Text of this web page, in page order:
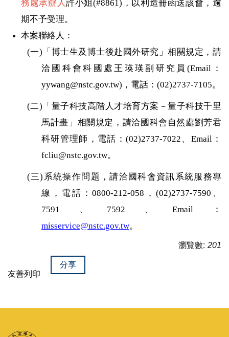
務處承辦人許小姐(#8861) ，以利造冊函送該會，逾
期不予受理。
本案聯絡人：
(一) 「博士生及博士後赴國外研究」相關規定，請
洽國科會科國處王瑛瑛副研究員 (Email：
yywang@nstc.gov.tw) ，電話： (02)2737-7105。
(二) 「量子科技高階人才培育方案－量子科技千里
馬計畫」相關規定，請洽國科會自然處劉芳君
科研管理師，電話： (02)2737-7022 、 Email：
fcliu@nstc.gov.tw。
(三) 系統操作問題，請洽國科會資訊系統服務專
線，電話：0800-212-058 ，(02)2737-7590 、
7591 、 7592 、Email ：
misservice@nstc.gov.tw。
瀏覽數: 201
友善列印
分享